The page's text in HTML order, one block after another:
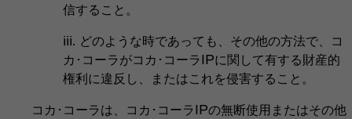
信すること。
iii. どのような時であっても、その他の方法で、コ
カ･コーラがコカ･コーラIPに関して有する財産的
権利に違反し、またはこれを侵害すること。
コカ･コーラは、コカ･コーラIPの無断使用またはその他